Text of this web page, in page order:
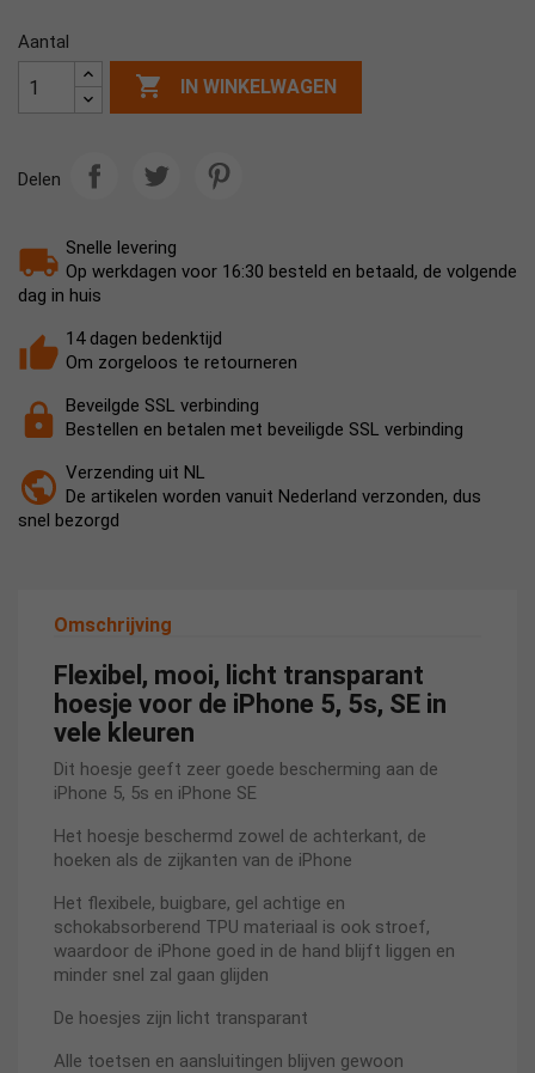
Aantal
 IN WINKELWAGEN
Delen
Snelle levering
Op werkdagen voor 16:30 besteld en betaald, de volgende
dag in huis
14 dagen bedenktijd
Om zorgeloos te retourneren
Beveilgde SSL verbinding
Bestellen en betalen met beveiligde SSL verbinding
Verzending uit NL
De artikelen worden vanuit Nederland verzonden, dus
snel bezorgd
Omschrijving
Flexibel, mooi, licht transparant
hoesje voor de iPhone 5, 5s, SE in
vele kleuren
Dit hoesje geeft zeer goede bescherming aan de
iPhone 5, 5s en iPhone SE
Het hoesje beschermd zowel de achterkant, de
hoeken als de zijkanten van de iPhone
Het flexibele, buigbare, gel achtige en
schokabsorberend TPU materiaal is ook stroef,
waardoor de iPhone goed in de hand blijft liggen en
minder snel zal gaan glijden
De hoesjes zijn licht transparant
Alle toetsen en aansluitingen blijven gewoon